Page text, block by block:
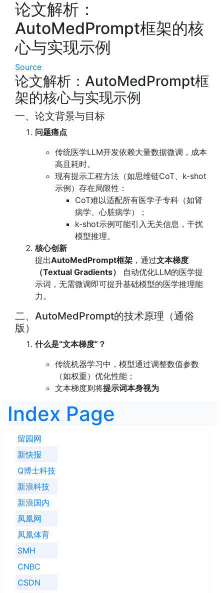
论文解析：
AutoMedPrompt框架的核
心与实现示例
Source
论文解析：AutoMedPrompt框
架的核心与实现示例
一、论文背景与目标
问题痛点
传统医学LLM开发依赖大量数据微调，成本
高且耗时。
现有提示工程方法（如思维链CoT、k-shot
示例）存在局限性：
CoT难以适配所有医学子专科（如肾
病学、心脏病学）；
k-shot示例可能引入无关信息，干扰
模型推理。
核心创新
提出AutoMedPrompt框架 ，通过文本梯度
（Textual Gradients）
自动优化LLM的医学提
示词，无需微调即可提升基础模型的医学推理能
力。
二、AutoMedPrompt的技术原理（通俗
版）
什么是“文本梯度”？
传统机器学习中，模型通过调整数值参数
（如权重）优化性能；
文本梯度则将提示词本身视为
Index Page
留园网
新快报
Q博士科技
新浪科技
新浪国内
凤凰网
凤凰体育
SMH
CNBC
CSDN